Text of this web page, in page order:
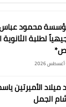
جنبلاط.. وتفجير
وفنادق في
محمود عباس
لطلبة
ميلاد الأميرتين
الجمل